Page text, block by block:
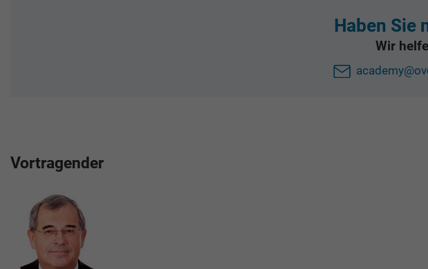
Haben Sie
Wir
Vortragender